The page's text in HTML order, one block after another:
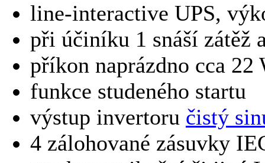
line-interactive UPS,
při účiníku 1 snáší zátěž
příkon naprázdno cca 22
funkce studeného startu
výstup invertoru čistý
4 zálohované zásuvky